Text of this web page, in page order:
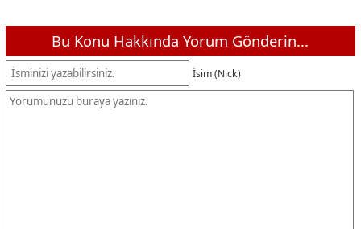
Bu Konu Hakkında Yorum Gönderin...
İsim (Nick)